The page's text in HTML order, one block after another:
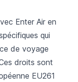
Enter Air en
qui
de voyage
droits sont
EU261